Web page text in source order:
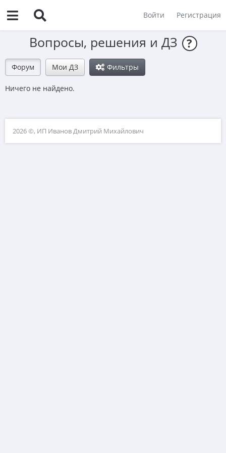
Войти Регистрация
Вопросы, решения и ДЗ ?
Форум Мои ДЗ Фильтры
Ничего не найдено.
2026 ©, ИП Иванов Дмитрий Михайлович